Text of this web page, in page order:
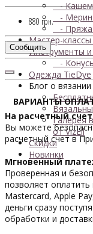
-
-
- Пряжа
Мастер-классы
Инструменты и
-
Одежда TieDye
Блог о вязании
Галерея
от VizEll
Скидки
Новинки
880 грн.
Сообщить
ВАРИАНТЫ
На расчетный
Вы можете
расчетный счет в
Мгновенный
Проверенная и
позволяет
Mastercard, Apple
деньги сразу
обработки и